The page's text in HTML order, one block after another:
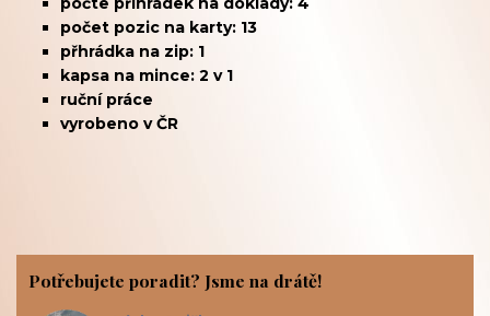
počet pozic na karty: 13
přhrádka na zip: 1
kapsa na mince: 2 v 1
ruční práce
vyrobeno v ČR
Potřebujete poradit? Jsme na drátě!